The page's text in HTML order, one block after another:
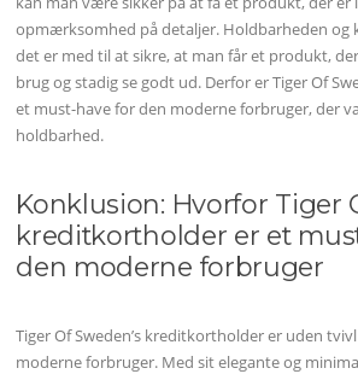
opmærksomhed på detaljer. Holdbarheden og
det er med til at sikre, at man får et produkt,
brug og stadig se godt ud. Derfor er Tiger Of
et must-have for den moderne forbruger, der
holdbarhed.
Konklusion: Hvorfor Tiger
kreditkortholder er et
den moderne forbruger
Tiger Of Sweden’s kreditkortholder er uden
moderne forbruger. Med sit elegante og